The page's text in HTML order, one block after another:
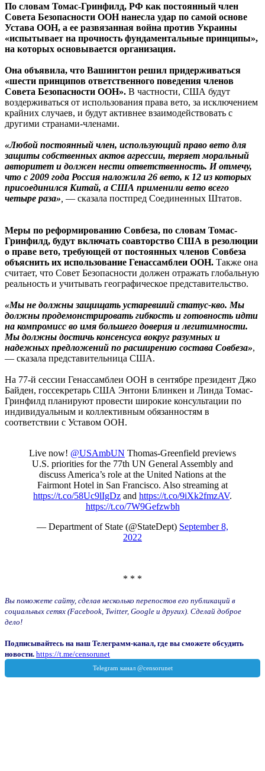
По словам Томас-Гринфилд, РФ как постоянный член
Совета Безопасности ООН нанесла удар по самой основе
Устава ООН, а ее развязанная война против Украины
«испытывает на прочность фундаментальные принципы»,
на которых основывается организация.
Она объявила, что Вашингтон решил придерживаться
«шести принципов ответственного поведения членов
Совета Безопасности ООН». В частности, США будут
воздерживаться от использования права вето, за исключением
крайних случаев, и будут активнее взаимодействовать с
другими странами-членами.
«Любой постоянный член, использующий право вето для
защиты собственных актов агрессии, теряет моральный
авторитет и должен нести ответственность. И отмечу,
что с 2009 года Россия наложила 26 вето, к 12 из которых
присоединился Китай, а США применили вето всего
четыре раза» — сказала постпред Соединенных Штатов.
Меры по реформированию Совбеза, по словам Томас-
Гринфилд, будут включать соавторство США в резолюции
о праве вето, требующей от постоянных членов Совбеза
объяснить их использование Генассамблеи ООН. Также она
считает, что Совет Безопасности должен отражать глобальную
реальность и учитывать географическое представительство.
«Мы не должны защищать устаревший статус-кво. Мы
должны продемонстрировать гибкость и готовность идти
на компромисс во имя большего доверия и легитимности.
Мы должны достичь консенсуса вокруг разумных и
надежных предложений по расширению состава Совбеза»,
— сказала представительница США.
На 77-й сессии Генассамблеи ООН в сентябре президент Джо
Байден, госсекретарь США Энтони Блинкен и Линда Томас-
Гринфилд планируют провести широкие консультации по
индивидуальным и коллективным обязанностям в
соответствии с Уставом ООН.
Live now! @USAmbUN Thomas-Greenfield previews
U.S. priorities for the 77th UN General Assembly and
discuss America’s role at the United Nations at the
Fairmont Hotel in San Francisco. Also streaming at
https://t.co/58Uc9lIgDz and https://t.co/9iXk2fmzAV.
https://t.co/7W9Gefzwbh
— Department of State (@StateDept) September 8,
2022
* * *
Вы поможете сайту, сделав несколько перепостов его публикаций в
социальных сетях (Facebook, Twitter, Google и других). Сделай доброе
дело!
Подписывайтесь на наш Телеграмм-канал, где вы сможете обсудить
новости. https://t.me/censorunet